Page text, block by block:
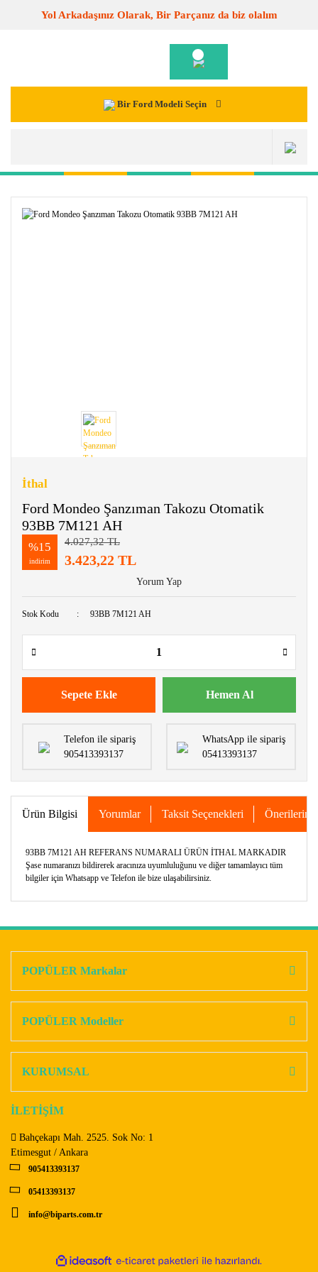
Yol Arkadaşınız Olarak, Bir Parçanız da biz olalım
Bir Ford Modeli Seçin
İthal
Ford Mondeo Şanzıman Takozu Otomatik
93BB 7M121 AH
%15
indirim
4.027,32 TL
3.423,22 TL
Yorum Yap
Stok Kodu 93BB 7M121 AH
Sepete Ekle Hemen Al
Telefon ile sipariş
905413393137
WhatsApp ile sipariş
05413393137
Ürün Bilgisi Yorumlar Taksit Seçenekleri Önerileriniz
93BB 7M121 AH REFERANS NUMARALI ÜRÜN İTHAL MARKADIR
Şase numaranızı bildirerek aracınıza uyumluluğunu ve diğer tamamlayıcı tüm
bilgiler için Whatsapp ve Telefon ile bize ulaşabilirsiniz.
Ürün açıklamasında eksik bilgiler bulunuyor.
Bu ürüne benzer farklı alternatifler olmalı.
POPÜLER Markalar
POPÜLER Modeller
KURUMSAL
İLETİŞİM
Bahçekapı Mah. 2525. Sok No: 1
Etimesgut / Ankara
905413393137
05413393137
info@biparts.com.tr
ideasoft
e-